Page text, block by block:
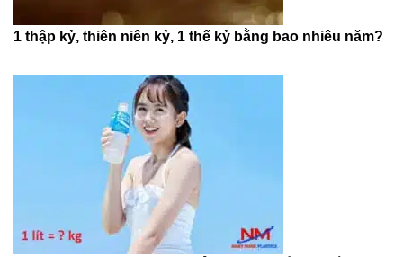
1 thập kỷ, thiên niên kỷ, 1 thế kỷ bằng bao nhiêu năm?